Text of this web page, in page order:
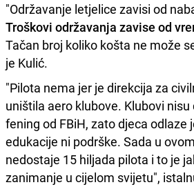
"Održavanje letjelice zavisi od
Troškovi održavanja zavise od
Tačan broj koliko košta ne može
je Kulić.
"Pilota nema jer je direkcija za
uništila aero klubove. Klubovi nisu
fening od FBiH, zato djeca odlaze
edukacije ni podrške. Sada u
nedostaje 15 hiljada pilota i to je
zanimanje u cijelom svijetu",